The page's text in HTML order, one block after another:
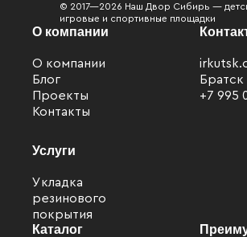
© 2017—2026 Наш Двор Сибирь —
игровые и спортивные площадки
О компании
О компании
Блог
Проекты
Контакты
Услуги
Укладка
резинового
покрытия
Каталог
Братск
+7 995